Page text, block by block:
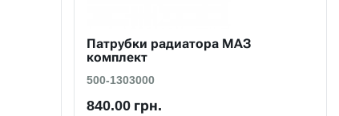
Патрубки радиатора МАЗ
комплект
500-1303000
840.00 грн.